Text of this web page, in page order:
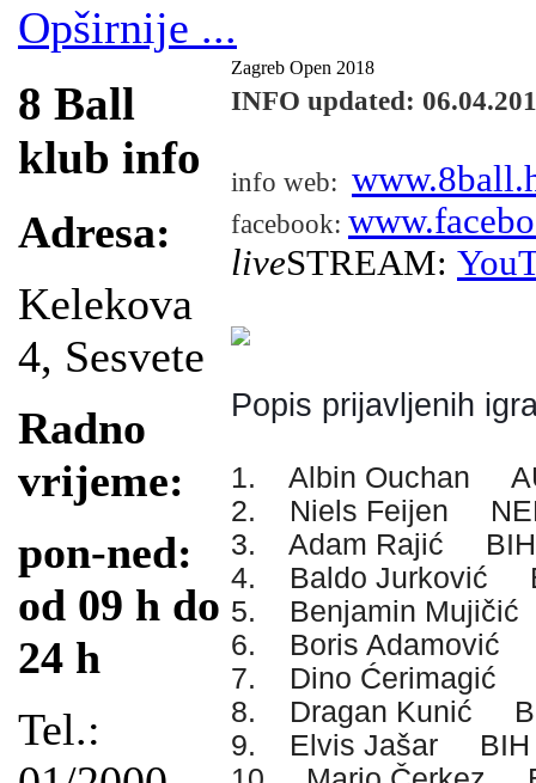
Opširnije ...
8 Ball
klub info
Adresa:
Kelekova
4, Sesvete
Radno
vrijeme:
pon-ned:
od 09 h do
24 h
Tel.:
Zagreb Open 2018
INFO updated:
info web:
facebook:
liveSTREAM:
Popis prijavljenih
1. Albin Ouchan
2. Niels Feijen
3. Adam Rajić BIH
4. Baldo Jurković
5. Benjamin
6. Boris Adamović
7. Dino Ćerimagić
8. Dragan Kunić
9. Elvis Jašar BIH